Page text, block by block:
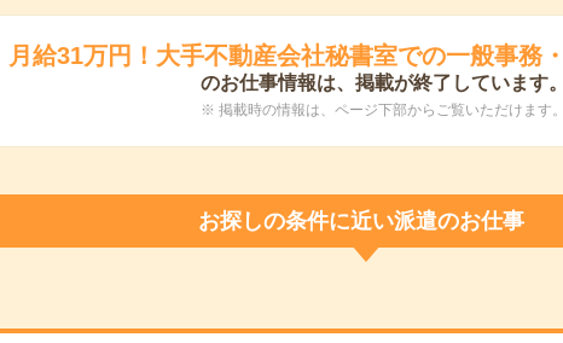
月給31万円！大手不動産会社秘書室での一般事務
のお仕事情報は、掲載が終了しています。
※ 掲載時の情報は、ページ下部からご覧いただけます。
お探しの条件に近い派遣のお仕事